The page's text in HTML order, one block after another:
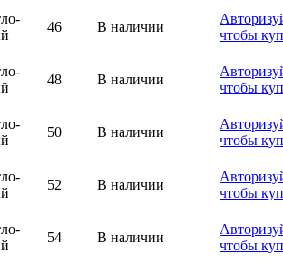
46 В наличии
чтобы
48 В наличии
чтобы
50 В наличии
чтобы
52 В наличии
чтобы
54 В наличии
чтобы